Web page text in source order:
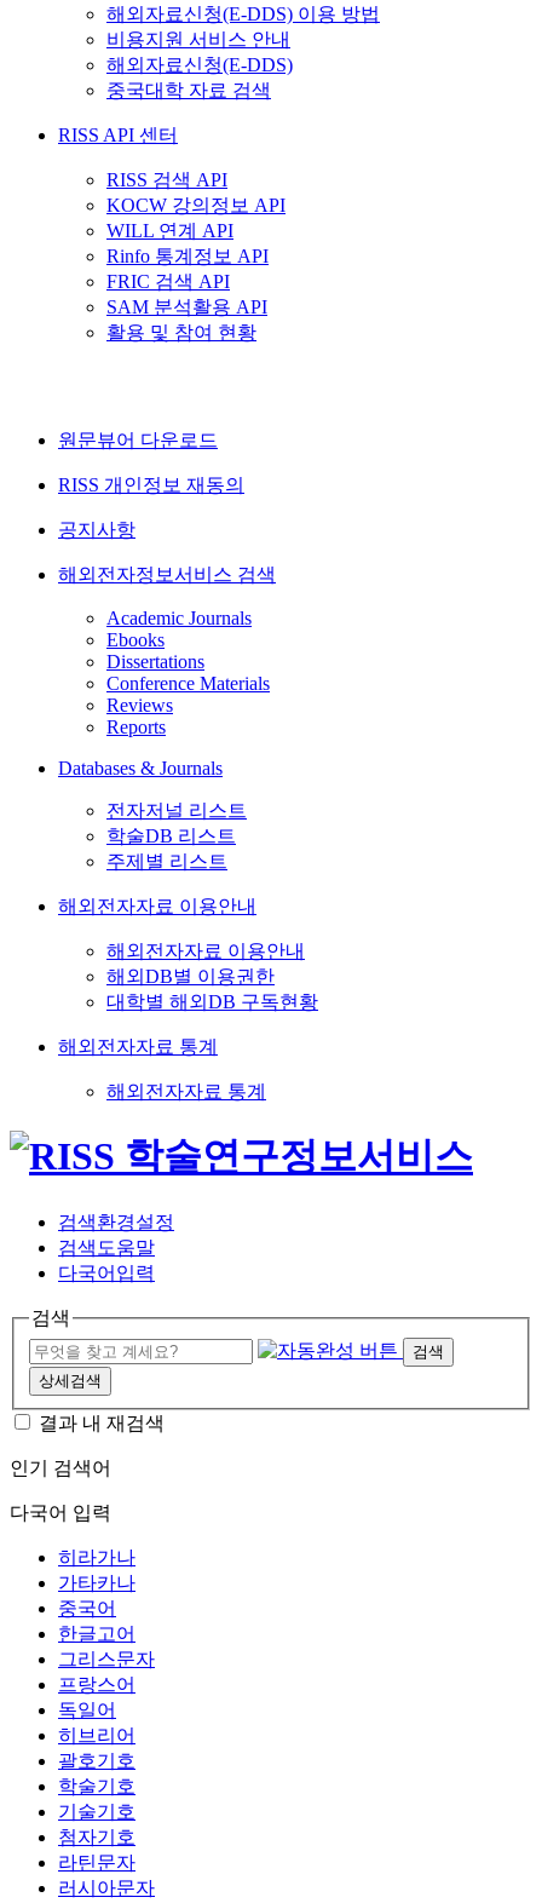
해외자료신청(E-DDS) 이용 방법
비용지원 서비스 안내
해외자료신청(E-DDS)
중국대학 자료 검색
RISS API 센터
RISS 검색 API
KOCW 강의정보 API
WILL 연계 API
Rinfo 통계정보 API
FRIC 검색 API
SAM 분석활용 API
활용 및 참여 현황
원문뷰어 다운로드
RISS 개인정보 재동의
공지사항
해외전자정보서비스 검색
Academic Journals
Ebooks
Dissertations
Conference Materials
Reviews
Reports
Databases & Journals
전자저널 리스트
학술DB 리스트
주제별 리스트
해외전자자료 이용안내
해외전자자료 이용안내
해외DB별 이용권한
대학별 해외DB 구독현황
해외전자자료 통계
해외전자자료 통계
검색환경설정
검색도움말
다국어입력
검색
검색
상세검색
결과 내 재검색
인기 검색어
다국어 입력
히라가나
가타카나
중국어
한글고어
그리스문자
프랑스어
독일어
히브리어
괄호기호
학술기호
기술기호
첨자기호
라틴문자
러시아문자